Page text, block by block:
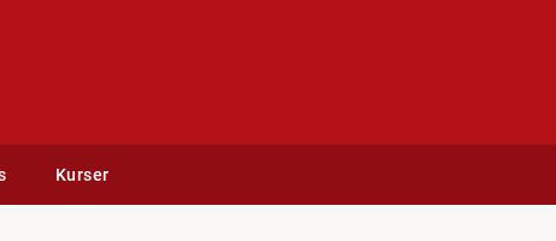
Kurser